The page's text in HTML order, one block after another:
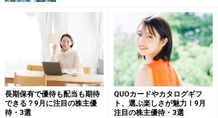
1000株以上 3500円相当
5000株以上 7000円相当
今回の第3位はOUGホールディングスです。同社は大阪中
央卸売市場の水産物卸売り企業で、水産物の卸売り企業
としては国内最大規模の企業です。
長期保有で優待も配当も期待
できる？9月に注目の株主優
待・3選
QUOカードやカタログギフ
ト、選ぶ楽しさが魅力！9月
注目の株主優待・3選